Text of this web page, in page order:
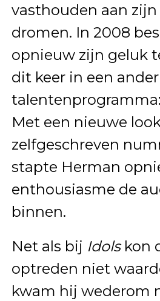
vasthouden aan
dromen. In 2008
opnieuw zijn geluk
dit keer in een ander
talentenprogramma:
Met een nieuwe
zelfgeschreven
stapte Herman
enthousiasme de
binnen.
Net als bij Idolskon
optreden niet
kwam hij wederom